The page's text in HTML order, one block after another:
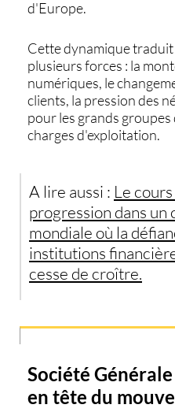
d'Europe.
Cette dynamique
plusieurs forces : la
numériques, le
clients, la pression des
pour les grands
charges d'exploitation.
A lire aussi : Le
progression dans
mondiale où la
institutions
cesse de croître.
Société
en tête du